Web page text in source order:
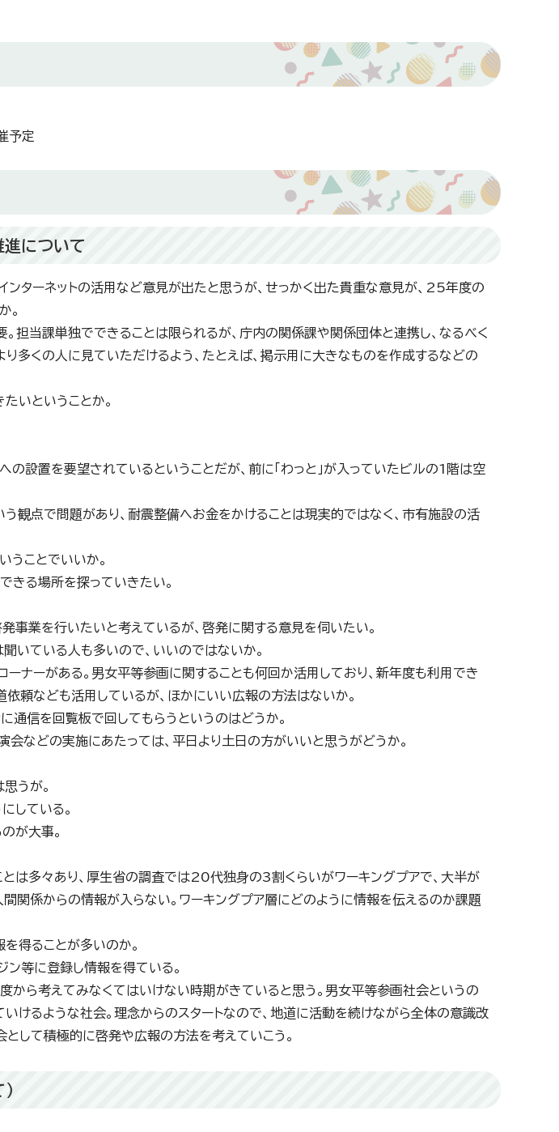
予定
について
ンターネットの活用など意見が出たと思うが、せっかく出た貴重な意見が、25年度の
。
担当課単独でできることは限られるが、庁内の関係課や関係団体と連携し、なるべく
多くの人に見ていただけるよう、たとえば、掲示用に大きなものを作成するなどの
いということか。
の設置を要望されているということだが、前に「わっと」が入っていたビルの1階は空
う観点で問題があり、耐震整備へお金をかけることは現実的ではなく、市有施設の活
うことでいいか。
きる場所を探っていきたい。
事業を行いたいと考えているが、啓発に関する意見を伺いたい。
いている人も多いので、いいのではないか。
ーナーがある。男女平等参画に関することも何回か活用しており、新年度も利用でき
頼なども活用しているが、ほかにいい広報の方法はないか。
通信を回覧板で回してもらうというのはどうか。
会などの実施にあたっては、平日より土日の方がいいと思うがどうか。
うが。
している。
が大事。
は多々あり、厚生省の調査では20代独身の3割くらいがワーキングプアで、大半が
関係からの情報が入らない。ワーキングプア層にどのように情報を伝えるのか課題
を得ることが多いのか。
ン等に登録し情報を得ている。
から考えてみなくてはいけない時期がきていると思う。男女平等参画社会というの
けるような社会。理念からのスタートなので、地道に活動を続けながら全体の意識改
して積極的に啓発や広報の方法を考えていこう。